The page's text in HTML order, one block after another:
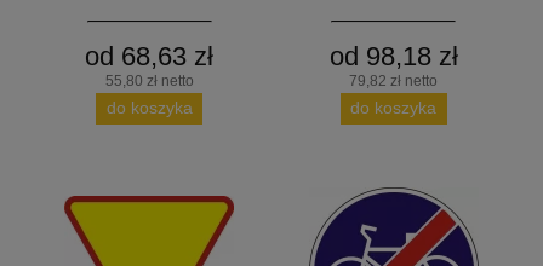
od 68,63 zł
55,80 zł netto
do koszyka
od 98,18 zł
79,82 zł netto
do koszyka